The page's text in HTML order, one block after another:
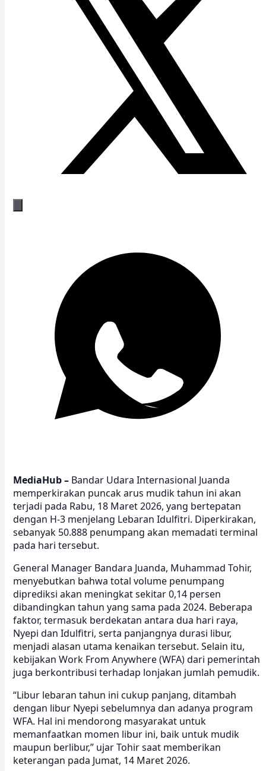
MediaHub – Bandar Udara Internasional Juanda
memperkirakan puncak arus mudik tahun ini akan
terjadi pada Rabu, 18 Maret 2026, yang bertepatan
dengan H-3 menjelang Lebaran Idulfitri. Diperkirakan,
sebanyak 50.888 penumpang akan memadati terminal
pada hari tersebut.
General Manager Bandara Juanda, Muhammad Tohir,
menyebutkan bahwa total volume penumpang
diprediksi akan meningkat sekitar 0,14 persen
dibandingkan tahun yang sama pada 2024. Beberapa
faktor, termasuk berdekatan antara dua hari raya,
Nyepi dan Idulfitri, serta panjangnya durasi libur,
menjadi alasan utama kenaikan tersebut. Selain itu,
kebijakan Work From Anywhere (WFA) dari pemerintah
juga berkontribusi terhadap lonjakan jumlah pemudik.
“Libur lebaran tahun ini cukup panjang, ditambah
dengan libur Nyepi sebelumnya dan adanya program
WFA. Hal ini mendorong masyarakat untuk
memanfaatkan momen libur ini, baik untuk mudik
maupun berlibur,” ujar Tohir saat memberikan
keterangan pada Jumat, 14 Maret 2026.